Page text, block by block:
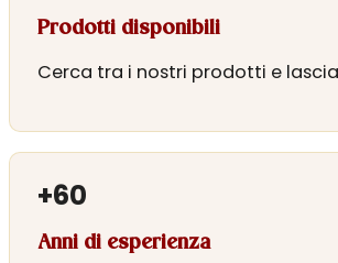
Prodotti disponibili
Cerca tra i nostri prodotti e
+60
Anni di esperienza